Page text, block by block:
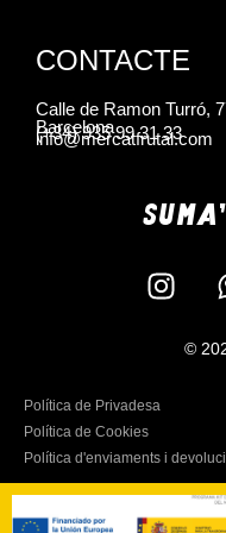
CONTACTE
Calle de Ramon Turró,
Barcelona
(+34) 935 99 31 33
info@mercatfrutal.com
©
Política de Privadesa
Política de Cookies
Política d'enviaments i